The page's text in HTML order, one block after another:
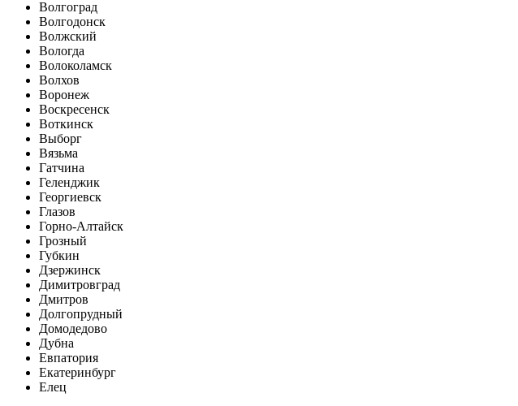
Волгоград
Волгодонск
Волжский
Вологда
Волоколамск
Волхов
Воронеж
Воскресенск
Воткинск
Выборг
Вязьма
Гатчина
Геленджик
Георгиевск
Глазов
Горно-Алтайск
Грозный
Губкин
Дзержинск
Димитровград
Дмитров
Долгопрудный
Домодедово
Дубна
Евпатория
Екатеринбург
Елец